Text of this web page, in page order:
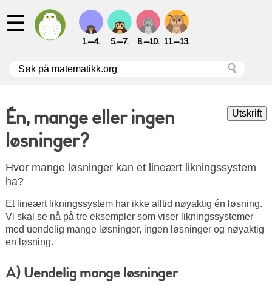
☰
1.—4. 5.—7. 8.—10. 11.—13.
Én, mange eller ingen
løsninger?
Hvor mange løsninger kan et lineært likningssystem
ha?
Et lineært likningssystem har ikke alltid nøyaktig én løsning.
Vi skal se nå på tre eksempler som viser likningssystemer
med uendelig mange løsninger, ingen løsninger og nøyaktig
en løsning.
A) Uendelig mange løsninger